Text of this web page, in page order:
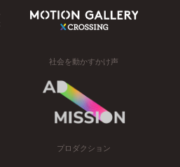
社会を動かすかけ声
プロダクション